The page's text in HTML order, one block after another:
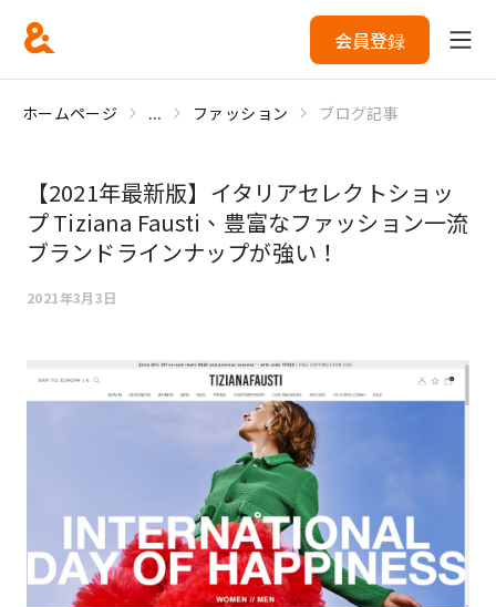
会員登録
ホームページ ... ファッション ブログ記事
【2021年最新版】イタリアセレクトショッ
プ Tiziana Fausti、豊富なファッション一流
ブランドラインナップが強い！
2021年3月3日